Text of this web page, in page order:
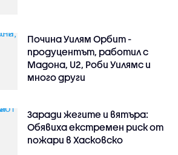
Почина Уилям Орбит -
продуцентът, работил с
Мадона, U2, Роби Уилямс и
много други
Заради жегите и вятъра:
Обявиха екстремен риск от
пожари в Хасковско